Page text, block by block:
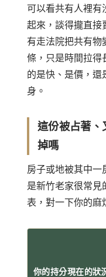
可以看共有人裡有
起來，談得攏直接
有走法院把共有物
條，只是時間拉得
的是快、是價，還
身。
這份被占著、
掉嗎
房子或地被其中一
是新竹老家很常見
表，對一下你的麻
你的持分現在的狀